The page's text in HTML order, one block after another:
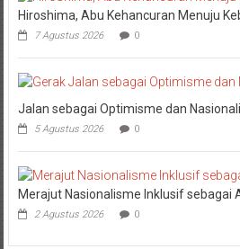
Hiroshima, Abu Kehancuran Menuju
7 Agustus 2026 0
Jalan sebagai Optimisme dan
5 Agustus 2026 0
Merajut Nasionalisme Inklusif sebagai
2 Agustus 2026 0